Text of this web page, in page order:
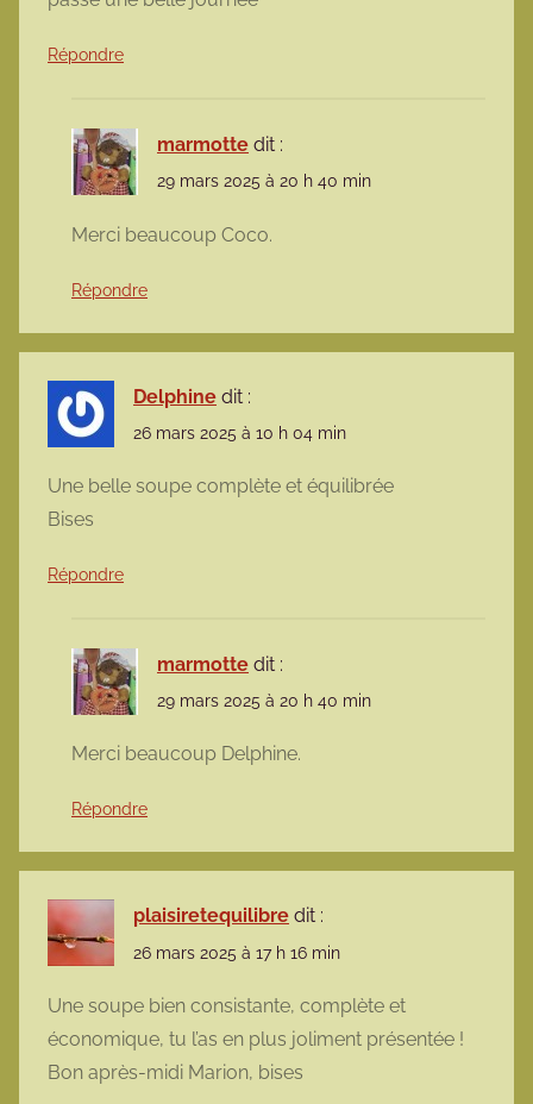
Répondre
marmotte dit :
29 mars 2025 à 20 h 40 min
Merci beaucoup Coco.
Répondre
Delphine dit :
26 mars 2025 à 10 h 04 min
Une belle soupe complète et équilibrée
Bises
Répondre
marmotte dit :
29 mars 2025 à 20 h 40 min
Merci beaucoup Delphine.
Répondre
plaisiretequilibre dit :
26 mars 2025 à 17 h 16 min
Une soupe bien consistante, complète et
économique, tu l’as en plus joliment présentée !
Bon après-midi Marion, bises